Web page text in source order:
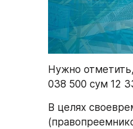
Нужно
038 500 сум 12
В целях